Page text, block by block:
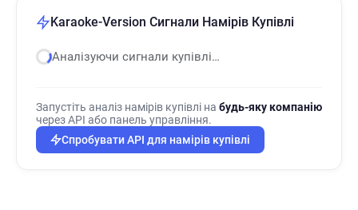
Karaoke-Version Сигнали Намірів Купівлі
Аналізуючи сигнали купівлі…
Запустіть аналіз намірів купівлі на будь-яку компанію
через API або панель управління.
Спробувати API для намірів купівлі